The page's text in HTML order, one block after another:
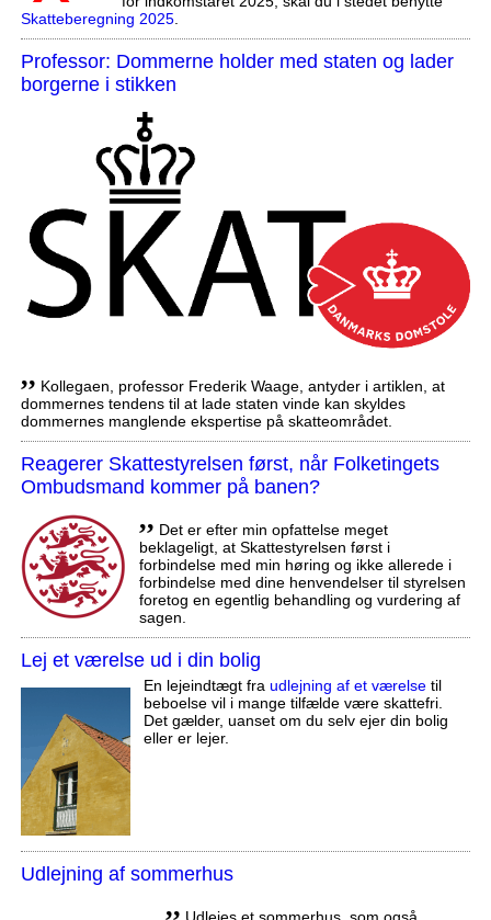
Skatteberegning 2025.
Professor: Dommerne holder med staten og lader
borgerne i stikken
,, Kollegaen, professor Frederik Waage, antyder i artiklen, at
dommernes tendens til at lade staten vinde kan skyldes
dommernes manglende ekspertise på skatteområdet.
Reagerer Skattestyrelsen først, når Folketingets
Ombudsmand kommer på banen?
,, Det er efter min opfattelse meget
beklageligt, at Skattestyrelsen først i
forbindelse med min høring og ikke allerede i
forbindelse med dine henvendelser til styrelsen
foretog en egentlig behandling og vurdering af
sagen.
Lej et værelse ud i din bolig
En lejeindtægt fra udlejning af et værelsetil
beboelse vil i mange tilfælde være skattefri.
Det gælder, uanset om du selv ejer din bolig
eller er lejer.
Udlejning af sommerhus
,, Udlejes et sommerhus, som også